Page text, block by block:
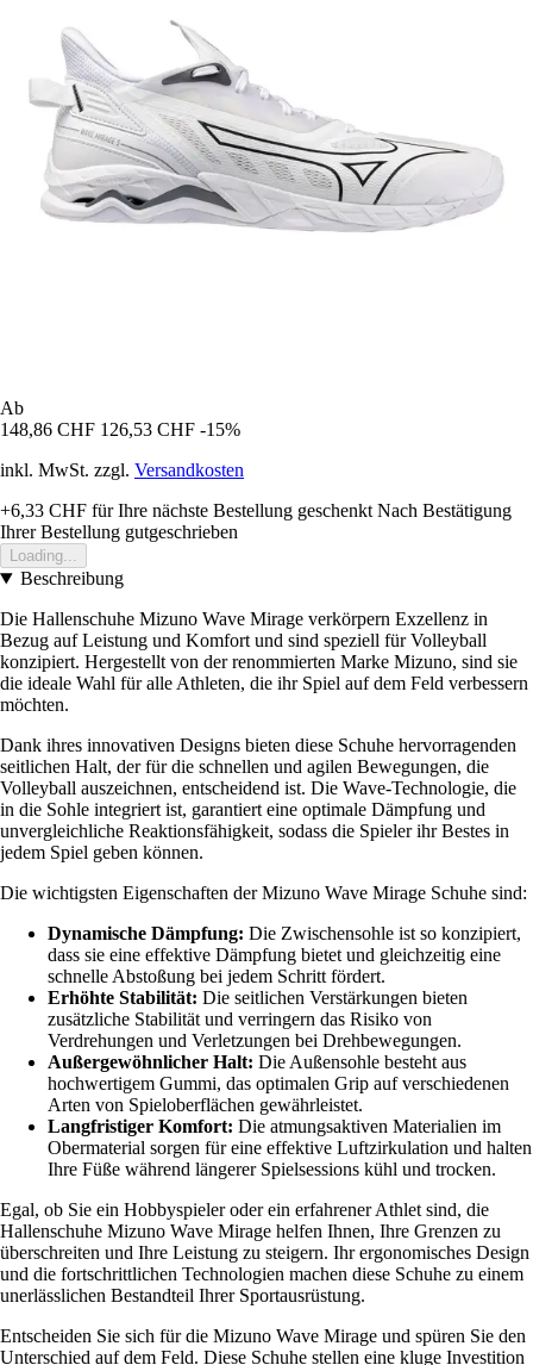
Ab
148,86 CHF 126,53 CHF -15%
inkl. MwSt. zzgl. Versandkosten
+6,33 CHF für Ihre nächste Bestellung geschenkt Nach Bestätigung
Ihrer Bestellung gutgeschrieben
Loading...
Beschreibung
Die Hallenschuhe Mizuno Wave Mirage verkörpern Exzellenz in
Bezug auf Leistung und Komfort und sind speziell für Volleyball
konzipiert. Hergestellt von der renommierten Marke Mizuno, sind sie
die ideale Wahl für alle Athleten, die ihr Spiel auf dem Feld verbessern
möchten.
Dank ihres innovativen Designs bieten diese Schuhe hervorragenden
seitlichen Halt, der für die schnellen und agilen Bewegungen, die
Volleyball auszeichnen, entscheidend ist. Die Wave-Technologie, die
in die Sohle integriert ist, garantiert eine optimale Dämpfung und
unvergleichliche Reaktionsfähigkeit, sodass die Spieler ihr Bestes in
jedem Spiel geben können.
Die wichtigsten Eigenschaften der Mizuno Wave Mirage Schuhe sind:
Dynamische Dämpfung: Die Zwischensohle ist so konzipiert,
dass sie eine effektive Dämpfung bietet und gleichzeitig eine
schnelle Abstoßung bei jedem Schritt fördert.
Erhöhte Stabilität: Die seitlichen Verstärkungen bieten
zusätzliche Stabilität und verringern das Risiko von
Verdrehungen und Verletzungen bei Drehbewegungen.
Außergewöhnlicher Halt: Die Außensohle besteht aus
hochwertigem Gummi, das optimalen Grip auf verschiedenen
Arten von Spieloberflächen gewährleistet.
Langfristiger Komfort: Die atmungsaktiven Materialien im
Obermaterial sorgen für eine effektive Luftzirkulation und halten
Ihre Füße während längerer Spielsessions kühl und trocken.
Egal, ob Sie ein Hobbyspieler oder ein erfahrener Athlet sind, die
Hallenschuhe Mizuno Wave Mirage helfen Ihnen, Ihre Grenzen zu
überschreiten und Ihre Leistung zu steigern. Ihr ergonomisches Design
und die fortschrittlichen Technologien machen diese Schuhe zu einem
unerlässlichen Bestandteil Ihrer Sportausrüstung.
Entscheiden Sie sich für die Mizuno Wave Mirage und spüren Sie den
Unterschied auf dem Feld. Diese Schuhe stellen eine kluge Investition